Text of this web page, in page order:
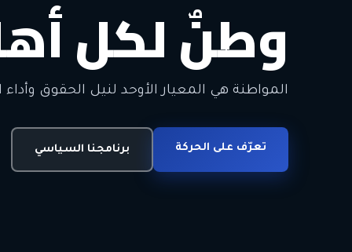
وطنٌ لكل
المواطنة هي المعيار الأوحد لنيل الحقوق وأداء
تعرّف على الحركة برنامجنا السياسي
معاً من أجل
الحرية • الوحدة • السلام • الديمقراطية
انضم للحركة اتصل بنا